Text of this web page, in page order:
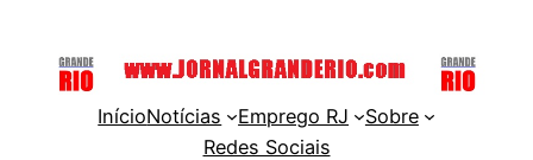
InícioNotícias Emprego RJ
Sobre
Redes Sociais